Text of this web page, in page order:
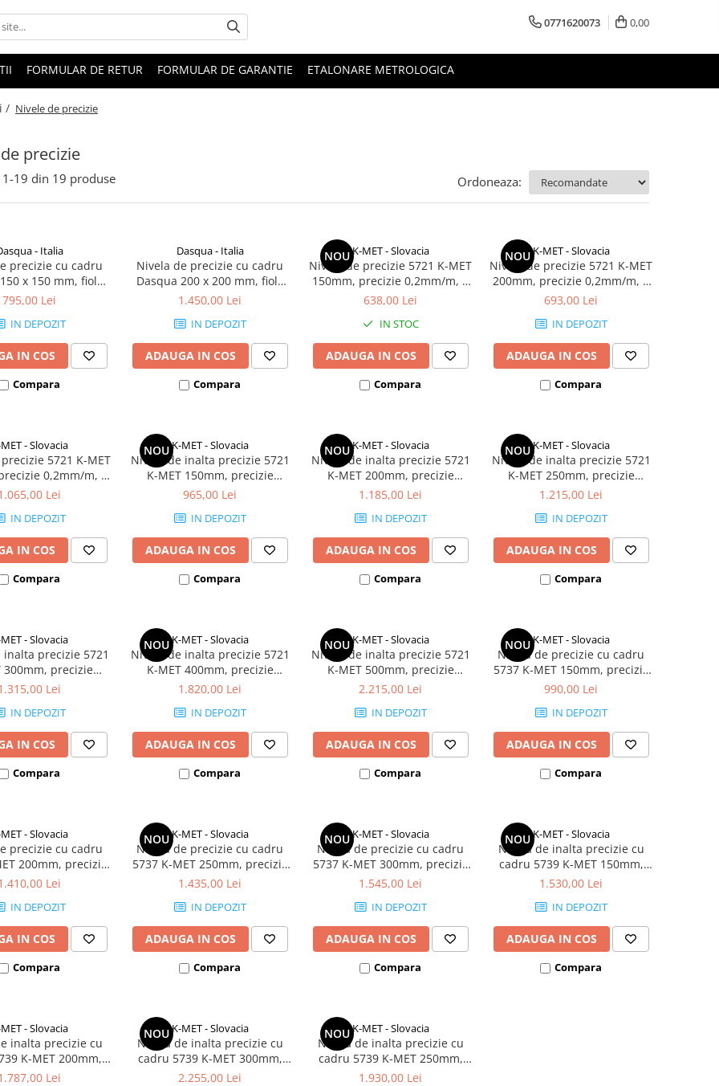
0771620073 0,00
FORMULAR DE RETUR FORMULAR DE GARANTIE ETALONARE METROLOGICA
/ Nivele de precizie
precizie
1-19 din 19 produse Ordoneaza:
- Italia
precizie cu cadru
x 150 mm, fiola
baza cu canal V,
795,00 Lei
IN DEPOZIT
IN COS
Compara
Dasqua - Italia
Nivela de precizie cu cadru
Dasqua 200 x 200 mm, fiola
0,02mm/m, baza cu canal V,
1.450,00 Lei
IN DEPOZIT
ADAUGA IN COS
Compara
NOUK-MET - Slovacia
Nivela de precizie 5721 K-MET
150mm, precizie 0,2mm/m, 2
bule de nivel, fonta
638,00 Lei
IN STOC
ADAUGA IN COS
Compara
NOUK-MET - Slovacia
Nivela de precizie 5721 K-MET
200mm, precizie 0,2mm/m, 2
bule de nivel, fonta
693,00 Lei
IN DEPOZIT
ADAUGA IN COS
Compara
- Slovacia
5721 K-MET
0,2mm/m, 2
de nivel, fonta
Lei
IN DEPOZIT
IN COS
Compara
NOUK-MET - Slovacia
Nivela de inalta precizie 5721
K-MET 150mm, precizie
0,02mm/m, 2 bule de nivel,
965,00 Lei
IN DEPOZIT
ADAUGA IN COS
Compara
NOUK-MET - Slovacia
Nivela de inalta precizie 5721
K-MET 200mm, precizie
0,02mm/m, 2 bule de nivel,
1.185,00 Lei
IN DEPOZIT
ADAUGA IN COS
Compara
NOUK-MET - Slovacia
Nivela de inalta precizie 5721
K-MET 250mm, precizie
0,02mm/m, 2 bule de nivel,
1.215,00 Lei
IN DEPOZIT
ADAUGA IN COS
Compara
- Slovacia
inalta precizie 5721
300mm, precizie
m, 2 bule de nivel,
Lei
IN DEPOZIT
IN COS
Compara
NOUK-MET - Slovacia
Nivela de inalta precizie 5721
K-MET 400mm, precizie
0,02mm/m, 2 bule de nivel,
1.820,00 Lei
IN DEPOZIT
ADAUGA IN COS
Compara
NOUK-MET - Slovacia
Nivela de inalta precizie 5721
K-MET 500mm, precizie
0,02mm/m, 2 bule de nivel,
2.215,00 Lei
IN DEPOZIT
ADAUGA IN COS
Compara
NOUK-MET - Slovacia
Nivela de precizie cu cadru
5737 K-MET 150mm, precizie
0,2mm/m, 2 bule de nivel,
990,00 Lei
IN DEPOZIT
ADAUGA IN COS
Compara
- Slovacia
precizie cu cadru
200mm, precizie
2 bule de nivel,
Lei
IN DEPOZIT
IN COS
Compara
NOUK-MET - Slovacia
Nivela de precizie cu cadru
5737 K-MET 250mm, precizie
0,2mm/m, 2 bule de nivel,
1.435,00 Lei
IN DEPOZIT
ADAUGA IN COS
Compara
NOUK-MET - Slovacia
Nivela de precizie cu cadru
5737 K-MET 300mm, precizie
0,2mm/m, 2 bule de nivel,
1.545,00 Lei
IN DEPOZIT
ADAUGA IN COS
Compara
NOUK-MET - Slovacia
Nivela de inalta precizie cu
cadru 5739 K-MET 150mm,
precizie 0,02mm/m, 2 bule de
1.530,00 Lei
IN DEPOZIT
ADAUGA IN COS
Compara
- Slovacia
inalta precizie cu
K-MET 200mm,
m, 2 bule de
Lei
NOUK-MET - Slovacia
Nivela de inalta precizie cu
cadru 5739 K-MET 300mm,
precizie 0,02mm/m, 2 bule de
2.255,00 Lei
NOUK-MET - Slovacia
Nivela de inalta precizie cu
cadru 5739 K-MET 250mm,
precizie 0,02mm/m, 2 bule de
1.930,00 Lei